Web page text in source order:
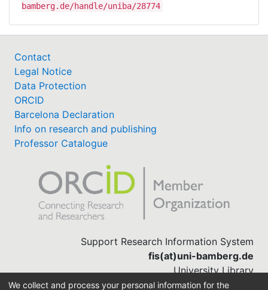
bamberg.de/handle/uniba/28774
Contact
Legal Notice
Data Protection
ORCID
Barcelona Declaration
Info on research and publishing
Professor Catalogue
Support Research Information System
fis(at)uni-bamberg.de
University Library
(0951) 863-1568
We collect and process your personal information for the